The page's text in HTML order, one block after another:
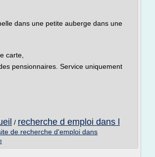
dans une petite auberge dans une
carte,
pensionnaires. Service uniquement
/ recherche d emploi dans l
de recherche d'emploi dans